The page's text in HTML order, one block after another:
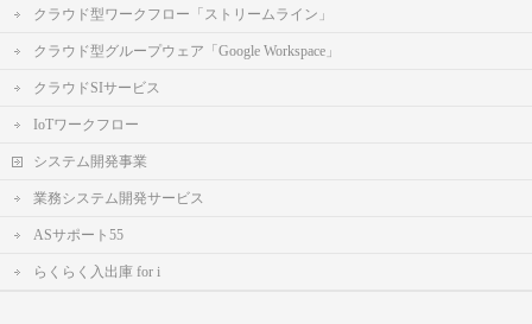
クラウド型ワークフロー「ストリームライン」
クラウド型グループウェア「Google Workspace」
クラウドSIサービス
IoTワークフロー
システム開発事業
業務システム開発サービス
ASサポート55
らくらく入出庫 for i